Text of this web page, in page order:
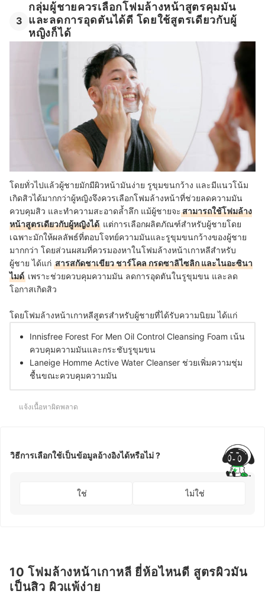
3
กลุ่มผู้ชายควรเลือกโฟมล้างหน้าสูตรคุมมัน
และลดการอุดตันได้ดี โดยใช้สูตรเดียวกับผู้
หญิงก็ได้
โดยทั่วไปแล้วผู้ชายมักมีผิวหน้ามันง่าย รูขุมขนกว้าง และมีแนวโน้ม
เกิดสิวได้มากกว่าผู้หญิงจึงควรเลือกโฟมล้างหน้าที่ช่วยลดความมัน
ควบคุมสิว และทำความสะอาดล้ำลึก แม้ผู้ชายจะสามารถใช้โฟมล้าง
หน้าสูตรเดียวกับผู้หญิงได้ แต่การเลือกผลิตภัณฑ์สำหรับผู้ชายโดย
เฉพาะมักให้ผลลัพธ์ที่ตอบโจทย์ความมันและรูขุมขนกว้างของผู้ชาย
มากกว่า โดยส่วนผสมที่ควรมองหาในโฟมล้างหน้าเกาหลีสำหรับ
ผู้ชาย ได้แก่ สารสกัดชาเขียว ชาร์โคล กรดซาลิไซลิก และไนอะซินา
ไมด์ เพราะช่วยควบคุมความมัน ลดการอุดตันในรูขุมขน และลด
โอกาสเกิดสิว
โดยโฟมล้างหน้าเกาหลีสูตรสำหรับผู้ชายที่ได้รับความนิยม ได้แก่
Innisfree Forest For Men Oil Control Cleansing Foam เน้น
ควบคุมความมันและกระชับรูขุมขน
Laneige Homme Active Water Cleanser ช่วยเพิ่มความชุ่ม
ชื้นขณะควบคุมความมัน
แจ้งเนื้อหาผิดพลาด
วิธีการเลือกใช้เป็นข้อมูลอ้างอิงได้หรือไม่ ?
ใช่ ไม่ใช่
10 โฟมล้างหน้าเกาหลี ยี่ห้อไหนดี สูตรผิวมัน
เป็นสิว ผิวแพ้ง่าย